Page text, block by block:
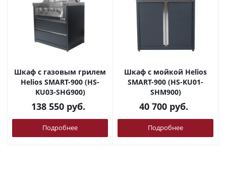
Шкаф c газовым грилем
Helios SMART-900 (HS-
KU03-SHG900)
138 550 руб.
Подробнее
Шкаф с мойкой Helios
SMART-900 (HS-KU01-
SHM900)
40 700 руб.
Подробнее